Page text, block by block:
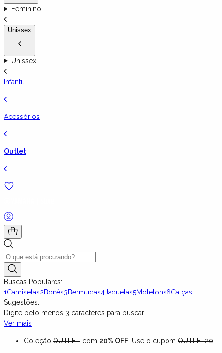
Feminino
Unissex
Unissex
Infantil
Acessórios
Outlet
Buscas Populares:
1Camisetas2Bonés3Bermudas4Jaquetas5Moletons6Calças
Sugestões:
Digite pelo menos 3 caracteres para buscar
Ver mais
Coleção OUTLET com 20% OFF! Use o cupom OUTLET20